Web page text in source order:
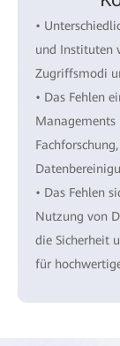
•
und Instituten
Zugriffsmodi
• Das Fehlen
• Das Fehlen
Nutzung von
die Sicherheit
für